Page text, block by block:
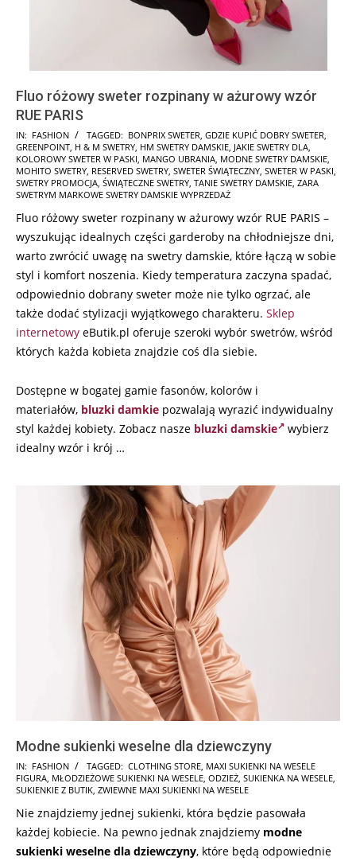
Fluo różowy sweter rozpinany w ażurowy wzór
RUE PARIS
2025-
11-
06
IN: FASHION TAGGED: BONPRIX SWETER, GDZIE KUPIĆ DOBRY SWETER,
GREENPOINT, H & M SWETRY, HM SWETRY DAMSKIE, JAKIE SWETRY DLA,
KOLOROWY SWETER W PASKI, MANGO UBRANIA, MODNE SWETRY DAMSKIE,
MOHITO SWETRY, RESERVED SWETRY, SWETER ŚWIĄTECZNY, SWETER W PASKI,
SWETRY PROMOCJA, ŚWIĄTECZNE SWETRY, TANIE SWETRY DAMSKIE, ZARA
SWETRYM MARKOWE SWETRY DAMSKIE WYPRZEDAŻ
Fluo różowy sweter rozpinany w ażurowy wzór RUE PARIS –
wyszukując idealnych części garderoby na chłodniejsze dni,
warto zwrócić uwagę na swetry damskie, które łączą w sobie
styl i komfort noszenia. Kiedy temperatura zaczyna spadać,
odpowiednio dobrany sweter może nie tylko ogrzać, ale
także dodać stylizacji wyjątkowego charakteru. Sklep
internetowy eButik.pl oferuje szeroki wybór swetrów, wśród
których każda kobieta znajdzie coś dla siebie.
Dostępne w bogatej gamie fasonów, kolorów i
materiałów, bluzki damkie pozwalają wyrazić indywidualny
styl każdej kobiety. Zobacz nasze bluzki damskie
wybierz
idealny wzór i krój …
Modne sukienki weselne dla dziewczyny
2025-
10-
IN: FASHION TAGGED: CLOTHING STORE MAXI SUKIENKI NA WESELE
FIGURA MŁODZIEŻOWE SUKIENKI NA WESELE ODZIEŻ SUKIENKA NA WESELE
SUKIENKIE Z BUTIK ZWIEWNE MAXI SUKIENKI NA WESELE
Nie znajdziemy jednej sukienki, która będzie pasowała
każdej kobiecie. Na pewno jednak znajdziemy modne
sukienki weselne dla dziewczyny, które będą odpowiednie